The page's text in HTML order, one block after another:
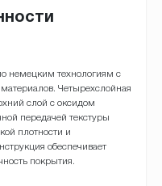
немецким технологиям с
Четырехслойная
слой с оксидом
передачей текстуры
плотности и
обеспечивает
покрытия.